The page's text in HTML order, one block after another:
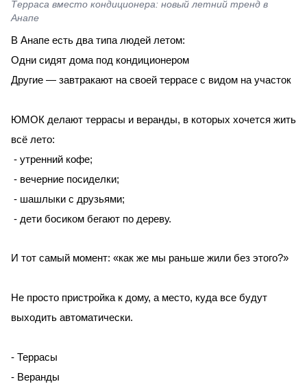
Терраса вместо кондиционера: новый летний тренд в
Анапе
В Анапе есть два типа людей летом:
Одни сидят дома под кондиционером
Другие — завтракают на своей террасе с видом на участок
ЮМОК делают террасы и веранды, в которых хочется жить
всё лето:
- утренний кофе;
- вечерние посиделки;
- шашлыки с друзьями;
- дети босиком бегают по дереву.
И тот самый момент: «как же мы раньше жили без этого?»
Не просто пристройка к дому, а место, куда все будут
выходить автоматически.
- Террасы
- Веранды